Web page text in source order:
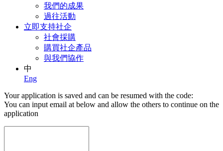
我們的成果
過往活動
立即支持社企
社會採購
購買社企產品
與我們協作
中
Eng
Your application is saved and can be resumed with the code:
You can input email at below and allow the others to continue on the
application